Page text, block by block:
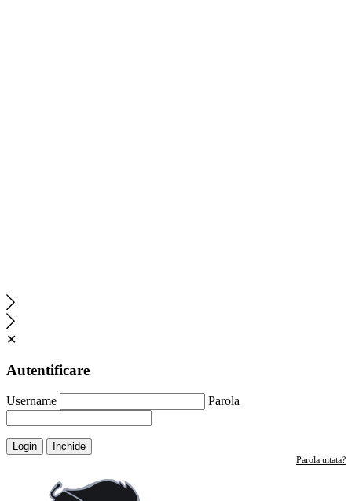
✕
Autentificare
Username Parola
Login Inchide
Parola uitata?